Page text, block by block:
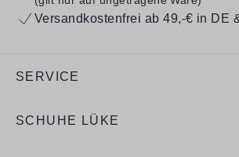
Versandkostenfrei ab 49,-€ in DE
SERVICE
SCHUHE LÜKE